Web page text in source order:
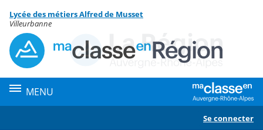
Menu de la rubrique
Contenu
Lycée des métiers Alfred de Musset
Villeurbanne
MENU
Se connecter